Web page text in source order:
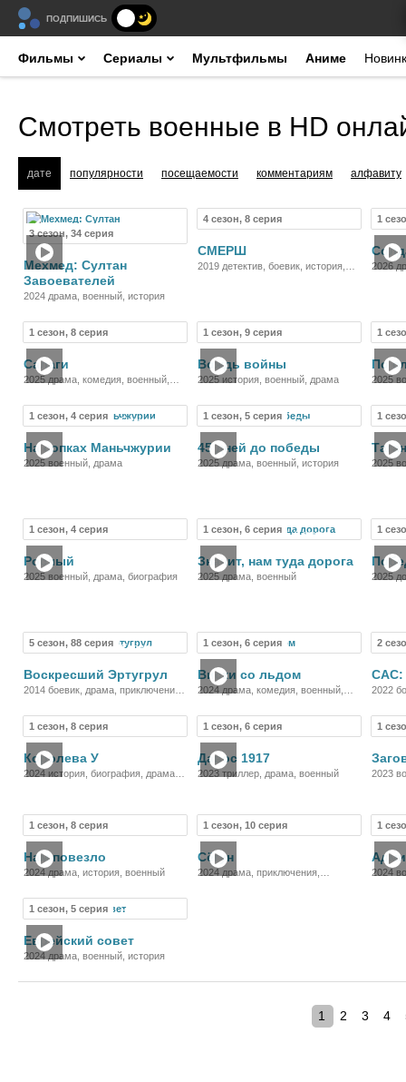
ПОДПИШИСЬ
Фильмы Сериалы Мультфильмы Аниме
Смотреть военные в HD
дате популярности посещаемости комментариям алфавиту
3 сезон, 34 серия
Мехмед: Султан
Завоевателей
2024 драма, военный, история
4 сезон, 8 серия
СМЕРШ
2019 детектив, боевик, история,
1
2026
1 сезон, 8 серия
Салаги
2025 драма, комедия, военный,
1 сезон, 9 серия
Вождь войны
2025 история, военный, драма
1
По
2025
1 сезон, 4 серия Сериал
На сопках Маньчжурии
2025 военный, драма
1 сезон, 5 серия Сериал
45 дней до победы
2025 драма, военный, история
1
2025
1 сезон, 4 серия
Рослый
2025 военный, драма, биография
1 сезон, 6 серия Сериал
Значит, нам туда дорога
2025 драма, военный
1
2025
5 сезон, 88 серия Сериал
Воскресший Эртугрул
2014 боевик, драма, приключения,
1 сезон, 6 серия Сериал
Виски со льдом
2024 драма, комедия, военный,
2
САС:
2022
1 сезон, 8 серия
Королева У
2024 история, биография, драма,
1 сезон, 6 серия
Давос 1917
2023 триллер, драма, военный
1
2023
1 сезон, 8 серия
Нам повезло
2024 драма, история, военный
1 сезон, 10 серия
Сёгун
2024 драма, приключения,
1
2024
1 сезон, 5 серия Сериал
Еврейский совет
2024 драма, военный, история
1 2 3 4